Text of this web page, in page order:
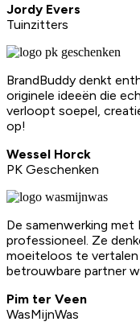
Jordy Evers
Tuinzitters
BrandBuddy denkt
originele ideeën die
verloopt soepel,
op!
Wessel Horck
PK Geschenken
De samenwerking
professioneel. Ze
moeiteloos te vertalen
betrouwbare partner
Pim ter Veen
WasMijnWas